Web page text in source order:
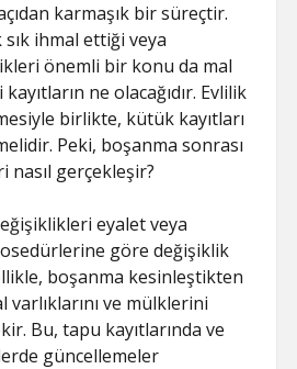
karmaşık bir süreçtir.
ihmal ettiği veya
önemli bir konu da mal
kayıtların ne olacağıdır. Evlilik
birlikte, kütük kayıtları
Peki, boşanma sonrası
gerçekleşir?
eyalet veya
göre değişiklik
boşanma kesinleştikten
ve mülklerini
Bu, tapu kayıtlarında ve
güncellemeler